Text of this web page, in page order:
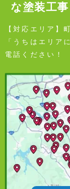
な塗装工
【対応エリア】
「うちはエリア
電話ください！